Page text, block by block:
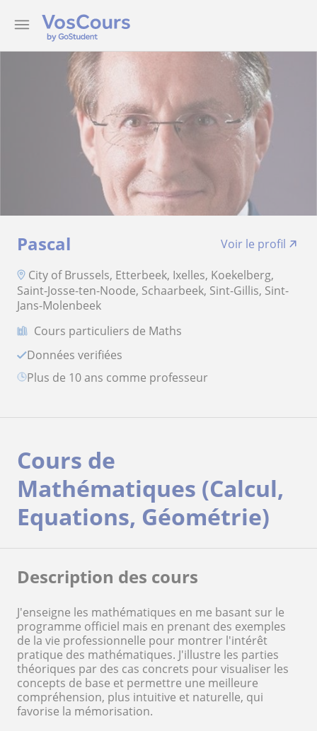
Pascal
Voir le profil
City of Brussels, Etterbeek, Ixelles, Koekelberg,
Saint-Josse-ten-Noode, Schaarbeek, Sint-Gillis, Sint-
Jans-Molenbeek
Cours particuliers de Maths
Données verifiées
plus de 10 ans comme professeur
Cours de
Mathématiques (Calcul,
Equations, Géométrie)
Description des cours
J'enseigne les mathématiques en me basant sur le
programme officiel mais en prenant des exemples
de la vie professionnelle pour montrer l'intérêt
pratique des mathématiques. J'illustre les parties
théoriques par des cas concrets pour visualiser les
concepts de base et permettre une meilleure
compréhension, plus intuitive et naturelle, qui
favorise la mémorisation.